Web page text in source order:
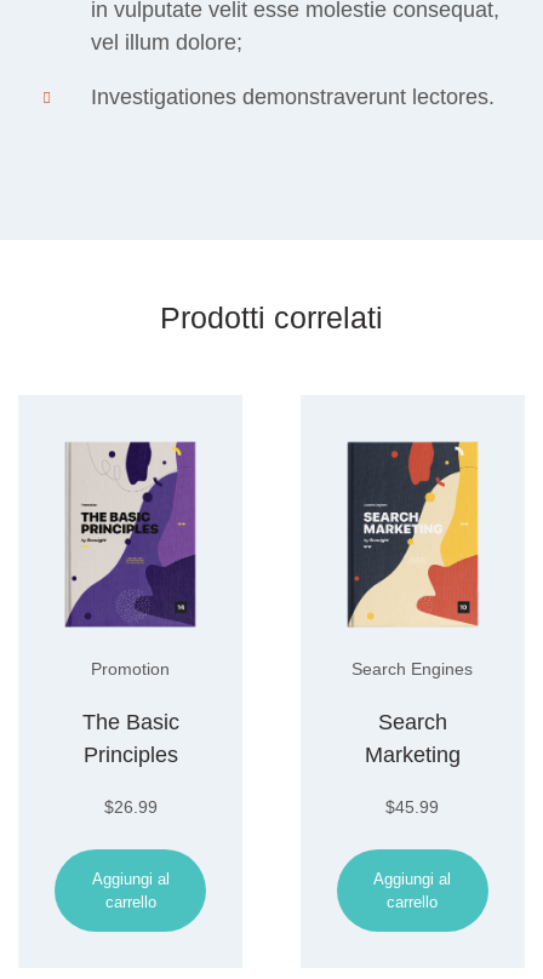
in vulputate velit esse molestie consequat,
vel illum dolore;
Investigationes demonstraverunt lectores.
Prodotti correlati
Promotion
The Basic
Principles
$26.99
Aggiungi al
carrello
Search Engines
Search
Marketing
$45.99
Aggiungi al
carrello